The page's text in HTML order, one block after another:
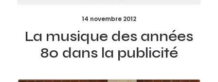
14 novembre 2012
La musique des années
80 dans la publicité